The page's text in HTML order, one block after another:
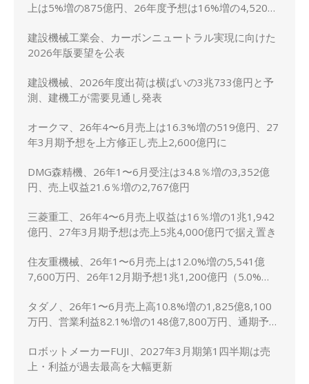
上は5%増の875億円、26年度予想は16%増の4,520億
建設機械工業会、カーボンニュートラル実現に向けた
2026年版要望を公表
建設機械、2026年度出荷は横ばいの3兆733億円と予
測、建機工が需要見通し発表
オークマ、26年4〜6月売上は16.3%増の519億円、27
年3月期予想を上方修正し売上2,600億円に
DMG森精機、26年1〜6月受注は34.8％増の3,352億
円、売上収益21.6％増の2,767億円
三菱重工、26年4〜6月売上収益は16％増の1兆1,942
億円、27年3月期予想は売上5兆4,000億円で据え置き
住友重機械、26年1〜6月売上は12.0%増の5,541億
7,600万円、26年12月期予想1兆1,200億円（5.0%
タダノ、26年1〜6月売上高10.8%増の1,825億8,100
万円、営業利益82.1%増の148億7,800万円、通期予想
ロボットメーカーFUJI、2027年3月期第1四半期は売
上・利益が過去最高を大幅更新